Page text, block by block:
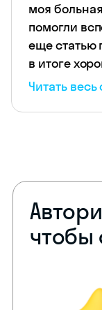
моя
помогли
еще статью
в итоге
Читать весь
чтобы